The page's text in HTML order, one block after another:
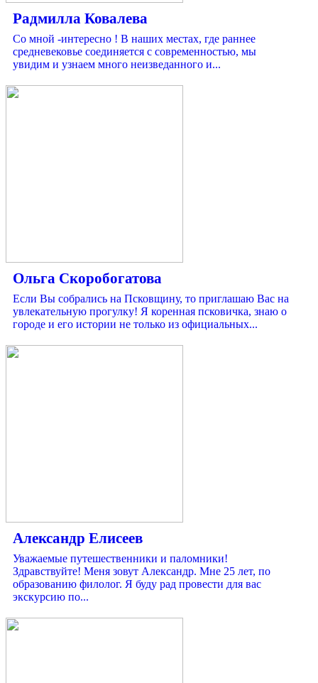
Радмилла Ковалева
Со мной -интересно ! В наших местах, где раннее
средневековье соединяется с современностью, мы
увидим и узнаем много неизведанного и...
Ольга Скоробогатова
Если Вы собрались на Псковщину, то приглашаю Вас на
увлекательную прогулку! Я коренная псковичка, знаю о
городе и его истории не только из официальных...
Александр Елисеев
Уважаемые путешественники и паломники!
Здравствуйте! Меня зовут Александр. Мне 25 лет, по
образованию филолог. Я буду рад провести для вас
экскурсию по...